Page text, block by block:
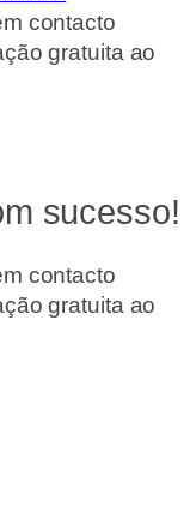
contacto
gratuita ao
sucesso!
contacto
gratuita ao